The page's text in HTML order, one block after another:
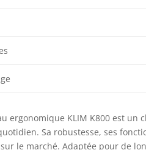
ergonomique KLIM K800 est
Sa robustesse, ses
le marché. Adaptée pour de